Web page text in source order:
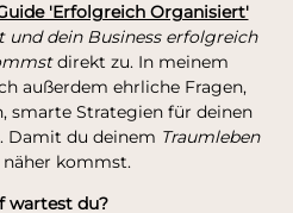
'Erfolgreich Organisiert'
und dein Business erfolgreich
direkt zu. In meinem
außerdem ehrliche Fragen,
smarte Strategien für deinen
Damit du deinem Traumleben
kommst.
wartest du?